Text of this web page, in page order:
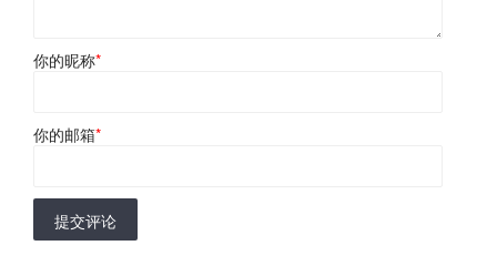
你的昵称*
你的邮箱*
提交评论